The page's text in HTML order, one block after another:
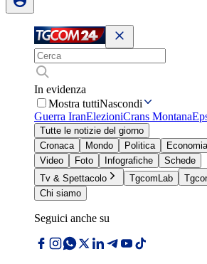
In evidenza
Mostra tuttiNascondi
Guerra IranElezioniCrans Montana
Tutte le notizie del giorno
Cronaca
Mondo Politica Economia
Video
Foto Infografiche
Schede
Tv & Spettacolo
TgcomLab
Chi siamo
Seguici anche su